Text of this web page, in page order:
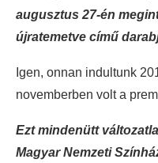
augusztus 27-én
újratemetve című
Igen, onnan indultunk
novemberben volt a
Ezt mindenütt
Magyar Nemzeti